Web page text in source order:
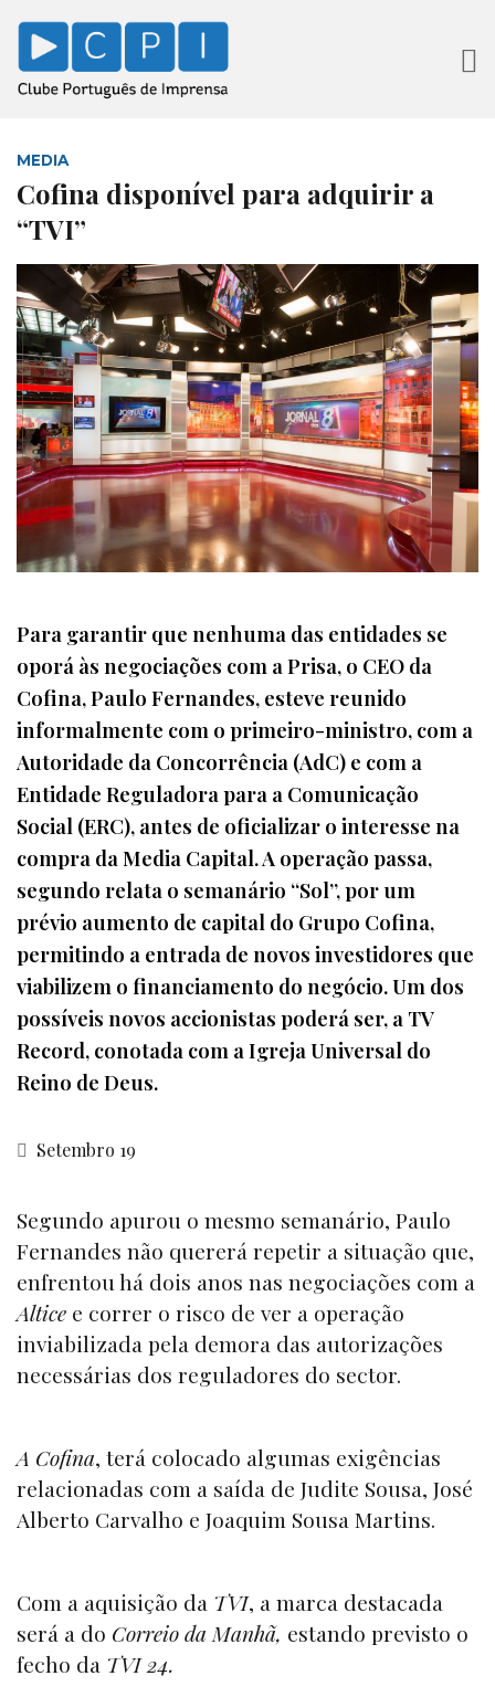
MEDIA
Cofina disponível para adquirir a
“TVI”
Para garantir que nenhuma das entidades se
oporá às negociações com a Prisa, o CEO da
Cofina, Paulo Fernandes, esteve reunido
informalmente com o primeiro-ministro, com a
Autoridade da Concorrência (AdC) e com a
Entidade Reguladora para a Comunicação
Social (ERC), antes de oficializar o interesse na
compra da Media Capital. A operação passa,
segundo relata o semanário “Sol”, por um
prévio aumento de capital do Grupo Cofina,
permitindo a entrada de novos investidores que
viabilizem o financiamento do negócio. Um dos
possíveis novos accionistas poderá ser, a TV
Record, conotada com a Igreja Universal do
Reino de Deus.
Setembro 19
Segundo apurou o mesmo semanário, Paulo
Fernandes não quererá repetir a situação que,
enfrentou há dois anos nas negociações com a
Altice e correr o risco de ver a operação
inviabilizada pela demora das autorizações
necessárias dos reguladores do sector.
A Cofina, terá colocado algumas exigências
relacionadas com a saída de Judite Sousa, José
Alberto Carvalho e Joaquim Sousa Martins.
Com a aquisição da TVI, a marca destacada
será a do Correio da Manhã, estando previsto o
fecho da TVI 24.